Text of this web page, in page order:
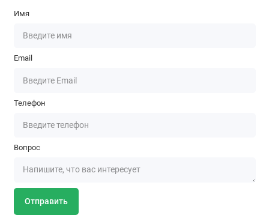
Имя
Email
Телефон
Вопрос
Отправить